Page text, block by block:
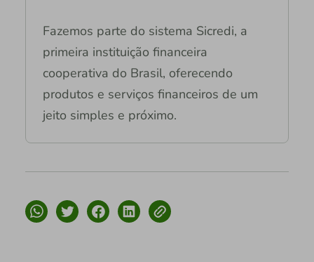
Fazemos parte do sistema Sicredi, a
primeira instituição financeira
cooperativa do Brasil, oferecendo
produtos e serviços financeiros de um
jeito simples e próximo.